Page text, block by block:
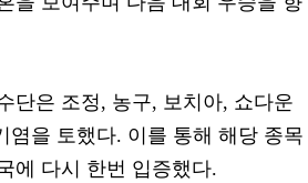
단은 조정, 농구, 보치아, 쇼다운
염을 토했다. 이를 통해 해당 종목
에 다시 한번 입증했다.